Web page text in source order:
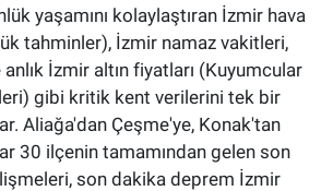
yaşamını kolaylaştıran İzmir hava
tahminler), İzmir namaz vakitleri,
İzmir altın fiyatları (Kuyumcular
gibi kritik kent verilerini tek bir
Aliağa'dan Çeşme'ye, Konak'tan
30 ilçenin tamamından gelen son
son dakika deprem İzmir